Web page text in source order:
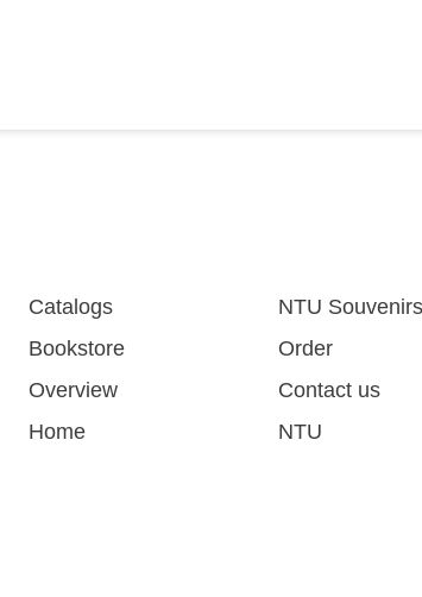
Catalogs
NTU Souvenirs
Bookstore
Order
Overview
Contact us
Home NTU